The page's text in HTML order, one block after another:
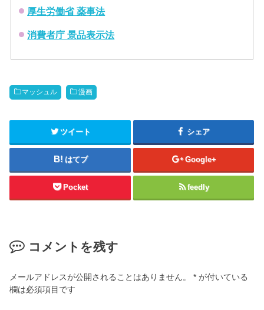
厚生労働省 薬事法
消費者庁 景品表示法
マッシュル 漫画
ツイート シェア
はてブ Google+
Pocket feedly
コメントを残す
メールアドレスが公開されることはありません。 * が付いている
欄は必須項目です